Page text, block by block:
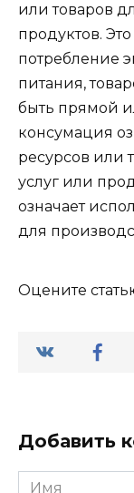
или товаров
продуктов.
потребление
питания,
быть прямой
консумация
ресурсов или
услуг или
означает
для
Оцените
Добавить
Имя